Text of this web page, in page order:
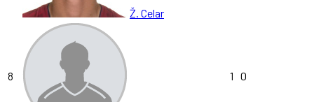
Ž. Celar
8 1 0